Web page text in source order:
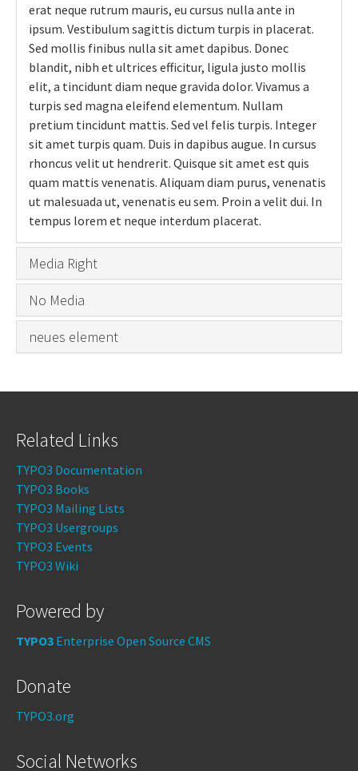
erat neque rutrum mauris, eu cursus nulla ante in
ipsum. Vestibulum sagittis dictum turpis in placerat.
Sed mollis finibus nulla sit amet dapibus. Donec
blandit, nibh et ultrices efficitur, ligula justo mollis
elit, a tincidunt diam neque gravida dolor. Vivamus a
turpis sed magna eleifend elementum. Nullam
pretium tincidunt mattis. Sed vel felis turpis. Integer
sit amet turpis quam. Duis in dapibus augue. In cursus
rhoncus velit ut hendrerit. Quisque sit amet est quis
quam mattis venenatis. Aliquam diam purus, venenatis
ut malesuada ut, venenatis eu sem. Proin a velit dui. In
tempus lorem et neque interdum placerat.
Media Right
No Media
neues element
Related Links
TYPO3 Documentation
TYPO3 Books
TYPO3 Mailing Lists
TYPO3 Usergroups
TYPO3 Events
TYPO3 Wiki
Powered by
TYPO3 Enterprise Open Source CMS
Donate
TYPO3.org
Social Networks